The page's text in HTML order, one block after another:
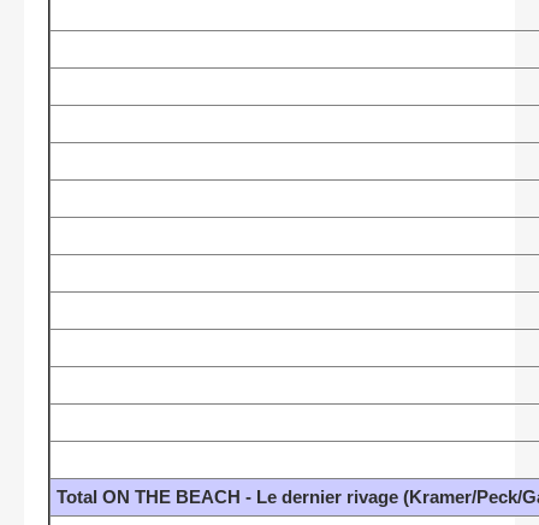
Total ON THE BEACH - Le dernier rivage (Kramer/Peck/